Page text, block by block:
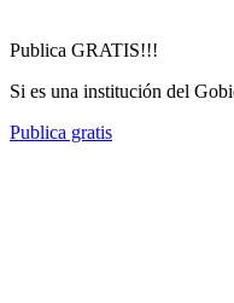
Publica GRATIS!!!
Si es una institución del
Publica gratis